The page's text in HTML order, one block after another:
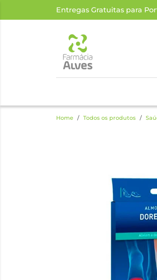
Entregas Gratuitas para
Home Todos os produtos